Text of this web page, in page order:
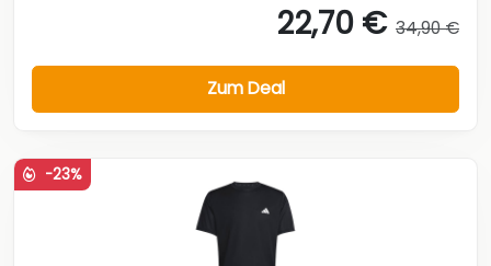
22,70 € 34,90 €
Zum Deal
-23%